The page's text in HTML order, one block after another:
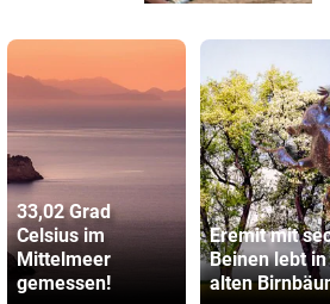
33,02 Grad
Celsius im
Mittelmeer
gemessen!
Eremit mit
Beinen lebt in
alten